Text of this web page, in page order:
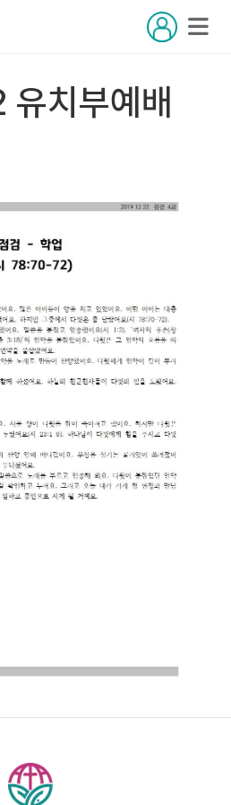
치부예배